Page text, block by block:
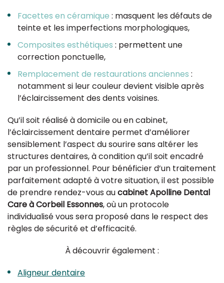
Facettes en céramique : masquent les défauts de
teinte et les imperfections morphologiques,
Composites esthétiques : permettent une
correction ponctuelle,
Remplacement de restaurations anciennes :
notamment si leur couleur devient visible après
l’éclaircissement des dents voisines.
Qu’il soit réalisé à domicile ou en cabinet,
l’éclaircissement dentaire permet d’améliorer
sensiblement l’aspect du sourire sans altérer les
structures dentaires, à condition qu’il soit encadré
par un professionnel. Pour bénéficier d’un traitement
parfaitement adapté à votre situation, il est possible
de prendre rendez-vous aucabinet Apolline Dental
Care à Corbeil Essonnes, où un protocole
individualisé vous sera proposé dans le respect des
règles de sécurité et d’efficacité.
À découvrir également :
Aligneur dentaire